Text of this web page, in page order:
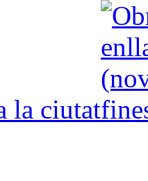
la ciutat